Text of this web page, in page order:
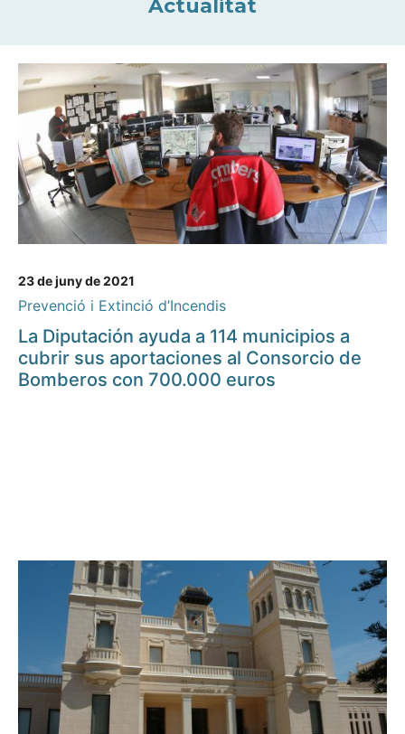
Actualitat
23 de juny de 2021
Prevenció i Extinció d’Incendis
La Diputación ayuda a 114 municipios a
cubrir sus aportaciones al Consorcio de
Bomberos con 700.000 euros